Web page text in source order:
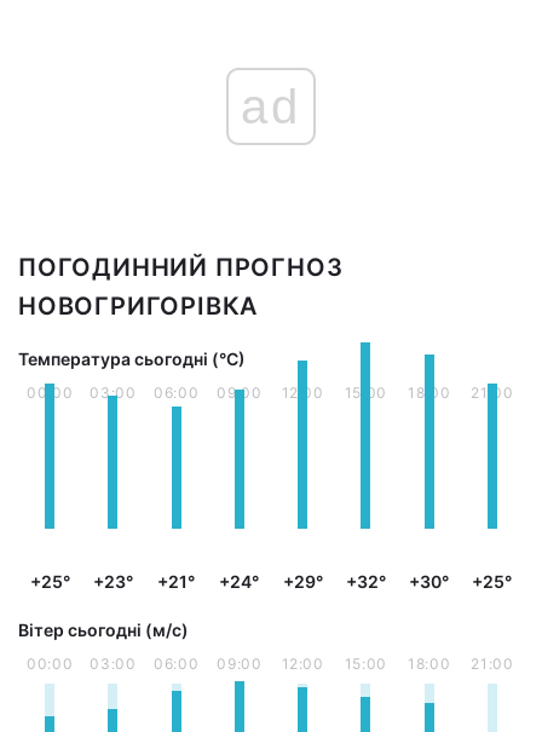
ad
ПОГОДИННИЙ ПРОГНОЗ
НОВОГРИГОРІВКА
Температура сьогодні (°С)
00:00
+25°
03:00
+23°
06:00
+21°
09:00
+24°
12:00
+29°
15:00
+32°
18:00
+30°
21:00
+25°
Вітер сьогодні (м/с)
00:00 03:00 06:00 09:00 12:00 15:00 18:00 21:00